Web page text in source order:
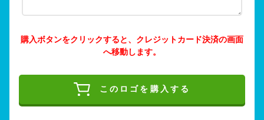
購入ボタンをクリックすると、クレジットカード決済の画面
へ移動します。
このロゴを購入する